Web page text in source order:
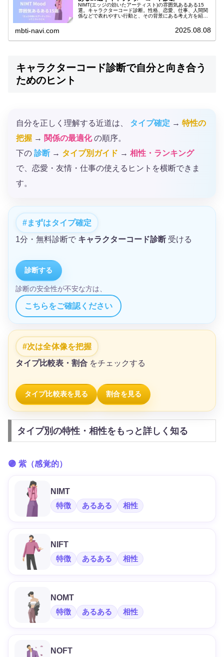
NIMT(エッジの効いたアーティスト)の雰囲気あるある15
選。キャラクターコード診断。性格、恋愛、仕事、人間関
係などで表れやすい行動と、その背景にある考え方を紹介
mbti-navi.com 2025.08.08
キャラクターコード診断で自分と向き合う
ためのヒント
自分を正しく理解する近道は、 タイプ確定 → 特性の
把握 → 関係の最適化の順序。
下の 診断 → タイプ別ガイド → 相性・ランキング
で、恋愛・友情・仕事の使えるヒントを横断できま
す。
まずはタイプ確定
1分・無料診断で キャラクターコード診断 受ける
診断する
診断の安全性が不安な方は、
こちらをご確認ください
次は全体像を把握
タイプ比較表・割合 をチェックする
タイプ比較表を見る 割合を見る
タイプ別の特性・相性をもっと詳しく知る
🟣 紫（感覚的）
NIMT
特徴 あるある 相性
NIFT
特徴 あるある 相性
NOMT
特徴 あるある 相性
NOFT